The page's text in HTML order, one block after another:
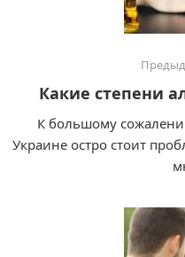
Какие степени
К большому
Украине остро стоит